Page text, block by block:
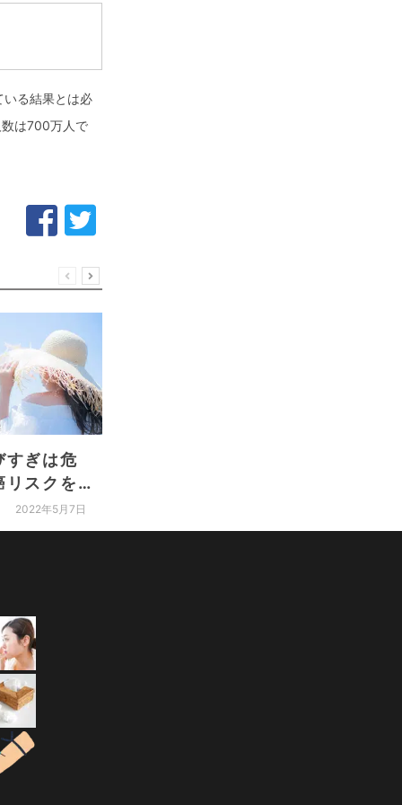
る結果とは必
は700万人で
すぎは危
リスクを上
ミンDを摂
2022年5月7日
する原因を解説！